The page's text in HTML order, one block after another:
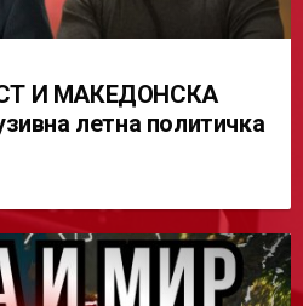
И МАКЕДОНСКА
летна политичка